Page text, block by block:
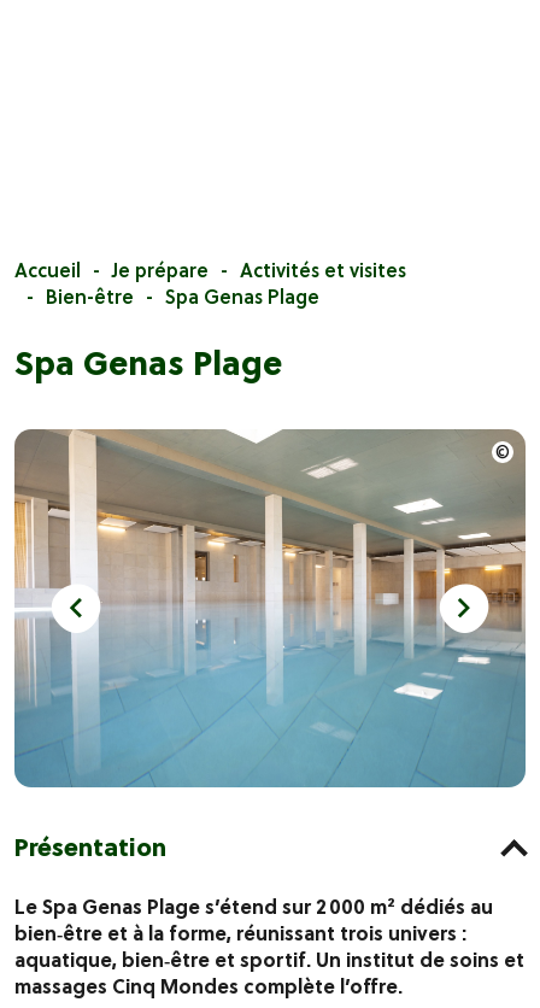
Accueil Je prépare
Activités et visites
Bien-être
Spa Genas Plage
Spa Genas Plage
Présentation
Le Spa Genas Plage s’étend sur 2 000 m² dédiés au
bien‑être et à la forme, réunissant trois univers :
aquatique, bien‑être et sportif. Un institut de soins et
massages Cinq Mondes complète l’offre.